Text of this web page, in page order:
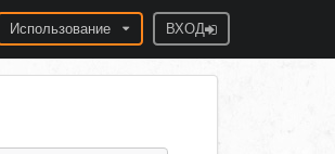
Использование ВХОД